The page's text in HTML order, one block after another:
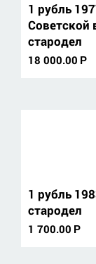
1 рубль
Советской
стародел
18 000.00 Р
1 рубль
стародел
1 700.00 Р